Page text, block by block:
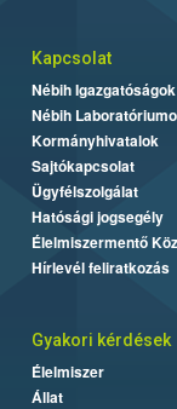
Kapcsolat
Nébih Igazgatóságok
Nébih
Kormányhivatalok
Sajtókapcsolat
Ügyfélszolgálat
Hatósági jogsegély
Élelmiszermentő
Hírlevél feliratkozás
Gyakori kérdések
Élelmiszer
Állat